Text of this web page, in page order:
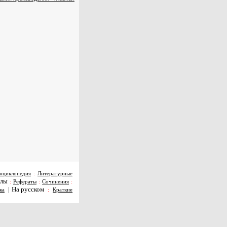
: Литературные
: Рефераты:Сочинения :
| На русском :Краткие